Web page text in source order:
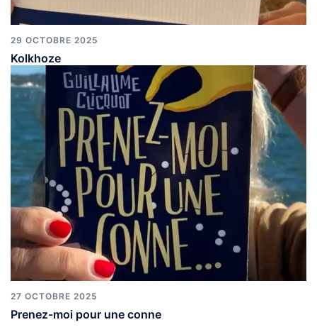
29 OCTOBRE 2025
Kolkhoze
27 OCTOBRE 2025
Prenez-moi pour une conne